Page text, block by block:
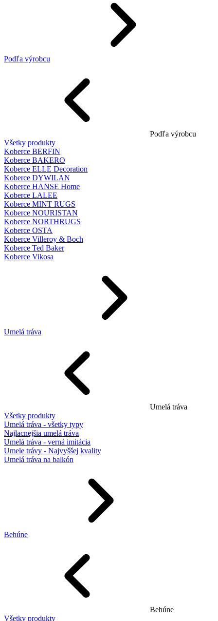
Podľa výrobcu
Podľa výrobcu
Všetky produkty
Koberce BERFIN
Koberce BAKERO
Koberce ELLE Decoration
Koberce DYWILAN
Koberce HANSE Home
Koberce LALEE
Koberce MINT RUGS
Koberce NOURISTAN
Koberce NORTHRUGS
Koberce OSTA
Koberce Villeroy & Boch
Koberce Ted Baker
Koberce Vikosa
Umelá tráva
Umelá tráva
Všetky produkty
Umelá tráva - všetky typy
Najlacnejšia umelá tráva
Umelá tráva - verná imitácia
Umele trávy - Najvyššej kvality
Umelá tráva na balkón
Behúne
Behúne
Všetky produkty